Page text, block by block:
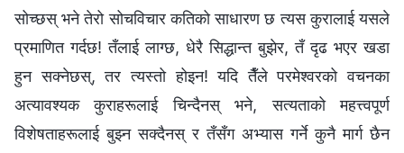
सोच्छस् भने तेरो सोचविचार कतिको साधारण छ त्यस कुरालाई यसले
प्रमाणित गर्दछ! तँलाई लाग्छ, धेरै सिद्धान्त बुझेर, तँ दृढ भएर खडा
हुन सक्‍नेछस्, तर त्यस्तो होइन! यदि तैँले परमेश्‍वरको वचनका
अत्यावश्यक कुराहरूलाई चिन्दैनस् भने, सत्यताको महत्त्वपूर्ण
विशेषताहरूलाई बुझ्न सक्दैनस् र तँसँग अभ्यास गर्ने कुनै मार्ग छैन